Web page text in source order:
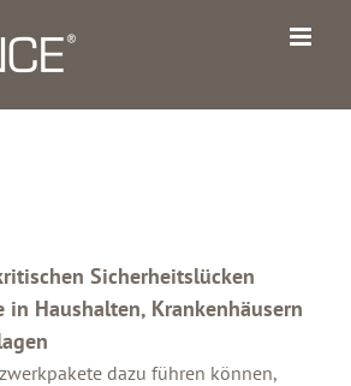
Sicherheitslücken
in Haushalten, Krankenhäusern
dazu führen können,